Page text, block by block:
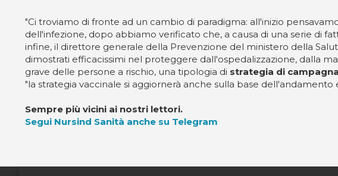
"Ci troviamo di fronte ad un cambio di paradigma: all'inizio
dell'infezione, dopo abbiamo verificato che, a causa di una serie di
infine, il direttore generale della Prevenzione del ministero della
dimostrati efficacissimi nel proteggere dall'ospedalizzazione, dalla
grave delle persone a rischio, una tipologia di strategia di
"la strategia vaccinale si aggiornerà anche sulla base dell'andamento
Sempre più vicini ai nostri lettori.
Segui Nursind Sanità anche su Telegram